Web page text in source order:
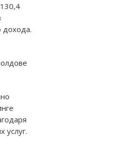
дохода.
услуг.